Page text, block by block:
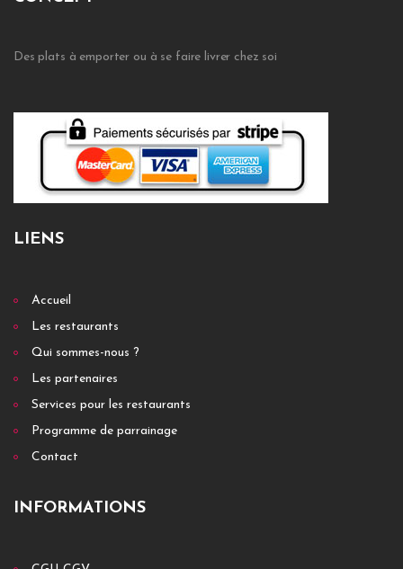
Des plats à emporter ou à se faire livrer chez soi
LIENS
Accueil
Les restaurants
Qui sommes-nous ?
Les partenaires
Services pour les restaurants
Programme de parrainage
Contact
INFORMATIONS